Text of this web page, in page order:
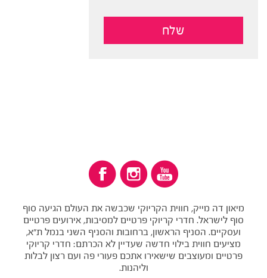
מיאון דה מייק, חווית הקריוקי שכבשה את העולם הגיעה סוף
סוף לישראל. חדרי קריוקי פרטיים למסיבות, אירועים פרטיים
ועסקיים. הסניף הראשון, ברחובות והסניף השני בנמל ת"א,
מציעים חווית בילוי חדשה שעדיין לא הכרתם: חדרי קריוקי
פרטיים ומעוצבים שישאירו אתכם פעורי פה ועם רצון לבלות
וליהנות.